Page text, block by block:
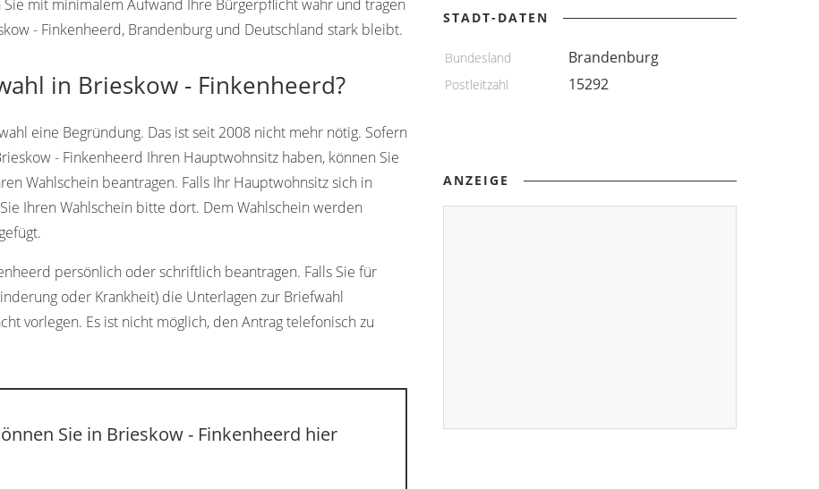
mit minimalem Aufwand Ihre Bürgerpflicht wahr und tragen
- Finkenheerd, Brandenburg und Deutschland stark bleibt.
in Brieskow - Finkenheerd?
eine Begründung. Das ist seit 2008 nicht mehr nötig. Sofern
- Finkenheerd Ihren Hauptwohnsitz haben, können Sie
Wahlschein beantragen. Falls Ihr Hauptwohnsitz sich in
Ihren Wahlschein bitte dort. Dem Wahlschein werden
persönlich oder schriftlich beantragen. Falls Sie für
oder Krankheit) die Unterlagen zur Briefwahl
vorlegen. Es ist nicht möglich, den Antrag telefonisch zu
Sie in Brieskow - Finkenheerd hier
STADT-DATEN
Bundesland Brandenburg
Postleitzahl 15292
ANZEIGE